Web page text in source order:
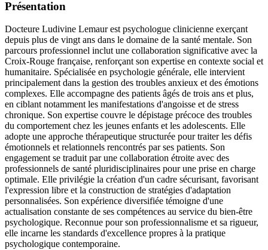
Présentation
Docteure Ludivine Lemaur est psychologue clinicienne exerçant
depuis plus de vingt ans dans le domaine de la santé mentale. Son
parcours professionnel inclut une collaboration significative avec la
Croix-Rouge française, renforçant son expertise en contexte social et
humanitaire. Spécialisée en psychologie générale, elle intervient
principalement dans la gestion des troubles anxieux et des émotions
complexes. Elle accompagne des patients âgés de trois ans et plus,
en ciblant notamment les manifestations d'angoisse et de stress
chronique. Son expertise couvre le dépistage précoce des troubles
du comportement chez les jeunes enfants et les adolescents. Elle
adopte une approche thérapeutique structurée pour traiter les défis
émotionnels et relationnels rencontrés par ses patients. Son
engagement se traduit par une collaboration étroite avec des
professionnels de santé pluridisciplinaires pour une prise en charge
optimale. Elle privilégie la création d'un cadre sécurisant, favorisant
l'expression libre et la construction de stratégies d'adaptation
personnalisées. Son expérience diversifiée témoigne d'une
actualisation constante de ses compétences au service du bien-être
psychologique. Reconnue pour son professionnalisme et sa rigueur,
elle incarne les standards d'excellence propres à la pratique
psychologique contemporaine.